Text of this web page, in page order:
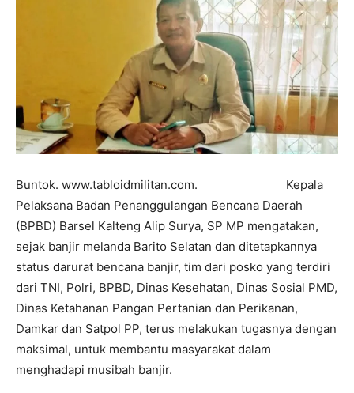
Buntok. www.tabloidmilitan.com. Kepala
Pelaksana Badan Penanggulangan Bencana Daerah
(BPBD) Barsel Kalteng Alip Surya, SP MP mengatakan,
sejak banjir melanda Barito Selatan dan ditetapkannya
status darurat bencana banjir, tim dari posko yang terdiri
dari TNI, Polri, BPBD, Dinas Kesehatan, Dinas Sosial PMD,
Dinas Ketahanan Pangan Pertanian dan Perikanan,
Damkar dan Satpol PP, terus melakukan tugasnya dengan
maksimal, untuk membantu masyarakat dalam
menghadapi musibah banjir.